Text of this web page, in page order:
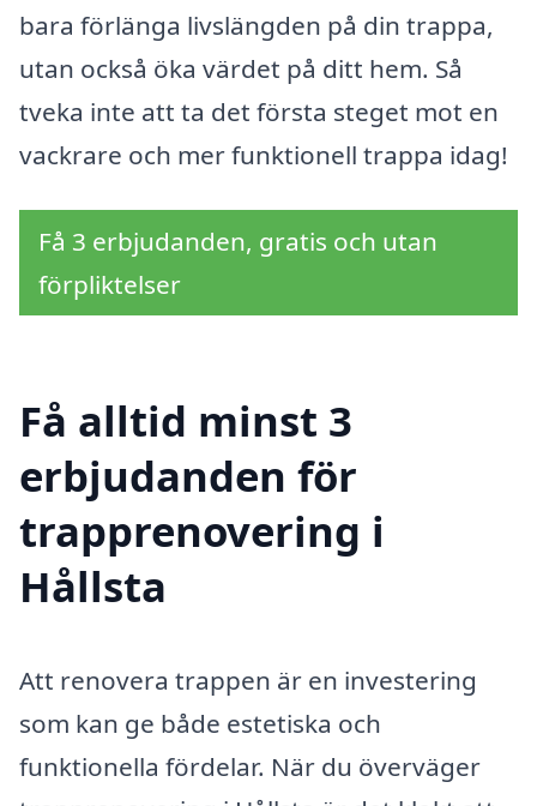
bara förlänga livslängden på din trappa,
utan också öka värdet på ditt hem. Så
tveka inte att ta det första steget mot en
vackrare och mer funktionell trappa idag!
Få 3 erbjudanden, gratis och utan
förpliktelser
Få alltid minst 3
erbjudanden för
trapprenovering i
Hållsta
Att renovera trappen är en investering
som kan ge både estetiska och
funktionella fördelar. När du överväger